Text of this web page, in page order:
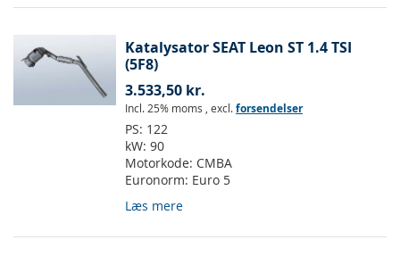
Katalysator SEAT Leon ST 1.4 TSI
(5F8)
3.533,50 kr.
Incl. 25% moms , excl.forsendelser
PS: 122
kW: 90
Motorkode: CMBA
Euronorm: Euro 5
Læs mere